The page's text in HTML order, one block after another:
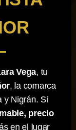
Vega, tu
, la comarca
y Nigrán. Si
precio
en el lugar